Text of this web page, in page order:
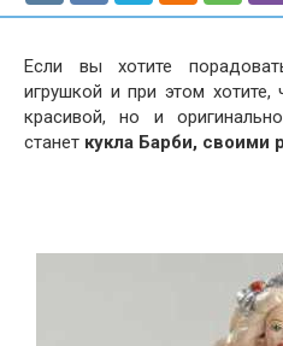
Если вы хотите
игрушкой и при этом
красивой, но и
станет кукла Барби, своими